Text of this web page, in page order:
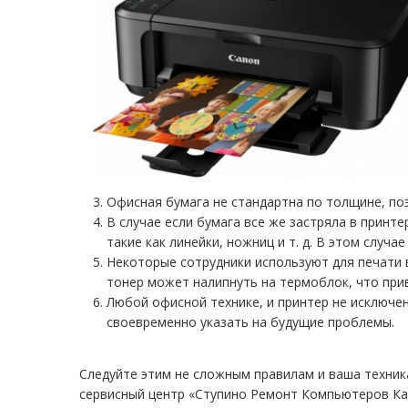
Офисная бумага не стандартна по толщине,
В случае если бумага все же застряла в
такие как линейки, ножниц и т. д. В этом
Некоторые сотрудники используют для
тонер может налипнуть на термоблок, что
Любой офисной технике, и принтер не
своевременно указать на будущие проблемы.
Следуйте этим не сложным правилам и ваша
сервисный центр «Ступино Ремонт Компьютеров